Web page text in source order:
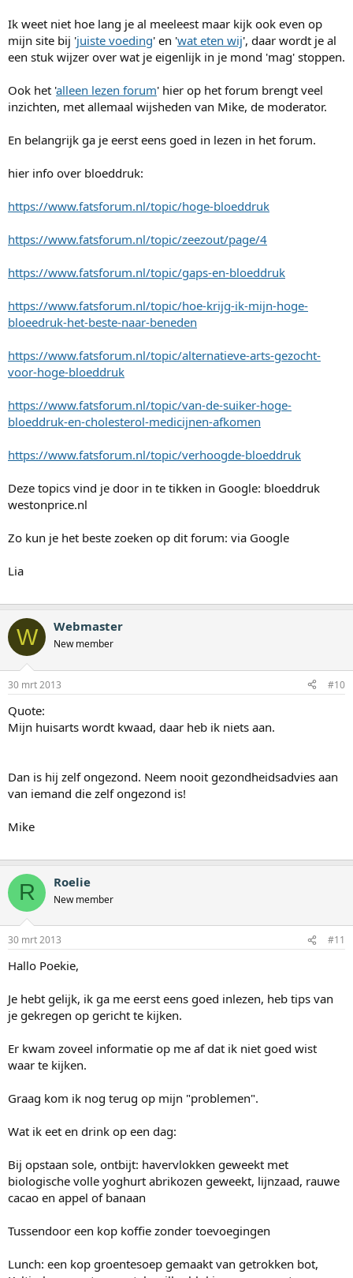
Ik weet niet hoe lang je al meeleest maar kijk ook even op
mijn site bij 'juiste voeding' en 'wat eten wij', daar wordt je al
een stuk wijzer over wat je eigenlijk in je mond 'mag' stoppen.
Ook het 'alleen lezen forum' hier op het forum brengt veel
inzichten, met allemaal wijsheden van Mike, de moderator.
En belangrijk ga je eerst eens goed in lezen in het forum.
hier info over bloeddruk:
https://www.fatsforum.nl/topic/hoge-bloeddruk
https://www.fatsforum.nl/topic/zeezout/page/4
https://www.fatsforum.nl/topic/gaps-en-bloeddruk
https://www.fatsforum.nl/topic/hoe-krijg-ik-mijn-hoge-
bloeedruk-het-beste-naar-beneden
https://www.fatsforum.nl/topic/alternatieve-arts-gezocht-
voor-hoge-bloeddruk
https://www.fatsforum.nl/topic/van-de-suiker-hoge-
bloeddruk-en-cholesterol-medicijnen-afkomen
https://www.fatsforum.nl/topic/verhoogde-bloeddruk
Deze topics vind je door in te tikken in Google: bloeddruk
westonprice.nl
Zo kun je het beste zoeken op dit forum: via Google
Lia
W Webmaster
New member
30 mrt 2013 #10
Quote:
Mijn huisarts wordt kwaad, daar heb ik niets aan.
Dan is hij zelf ongezond. Neem nooit gezondheidsadvies aan
van iemand die zelf ongezond is!
Mike
R Roelie
New member
30 mrt 2013 #11
Hallo Poekie,
Je hebt gelijk, ik ga me eerst eens goed inlezen, heb tips van
je gekregen op gericht te kijken.
Er kwam zoveel informatie op me af dat ik niet goed wist
waar te kijken.
Graag kom ik nog terug op mijn "problemen".
Wat ik eet en drink op een dag:
Bij opstaan sole, ontbijt: havervlokken geweekt met
biologische volle yoghurt abrikozen geweekt, lijnzaad, rauwe
cacao en appel of banaan
Tussendoor een kop koffie zonder toevoegingen
Lunch: een kop groentesoep gemaakt van getrokken bot,